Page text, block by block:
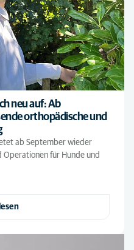
neu auf: Ab
orthopädische und
ab September wieder
für Hunde und